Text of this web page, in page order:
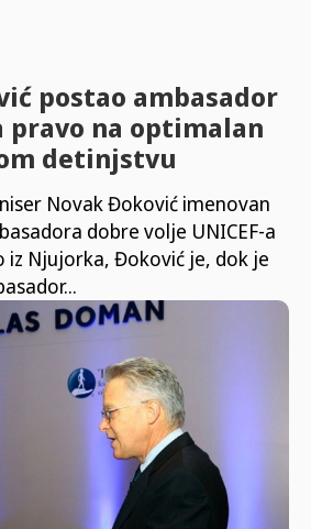
postao ambasador
pravo na optimalan
detinjstvu
Novak Đoković imenovan
dobre volje UNICEF-a
iz Njujorka, Đoković je, dok je